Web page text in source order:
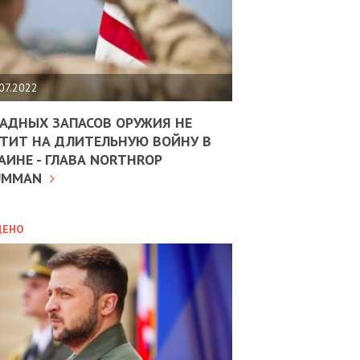
ЗАПАСОВ ОРУЖИЯ НЕ
НА ДЛИТЕЛЬНУЮ ВОЙНУ В
- ГЛАВА NORTHROP
10.02.2025